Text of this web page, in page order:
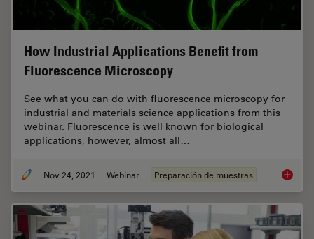
How Industrial Applications Benefit from
Fluorescence Microscopy
See what you can do with fluorescence microscopy for
industrial and materials science applications from this
webinar. Fluorescence is well known for biological
applications, however, almost all…
Nov 24, 2021 Webinar Preparación de muestras How